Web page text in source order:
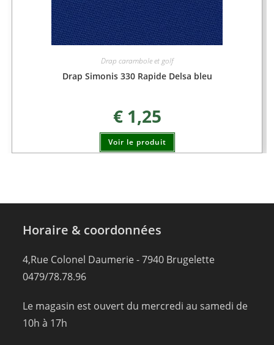
Drap carambole et golf
Drap Simonis 330 Rapide Delsa bleu
€1,25
Voir le produit
Horaire & coordonnées
4,Rue Colonel Daumerie - 7940 Brugelette
0479/78.78.96
Le magasin est ouvert du mercredi au samedi de
10h à 17h